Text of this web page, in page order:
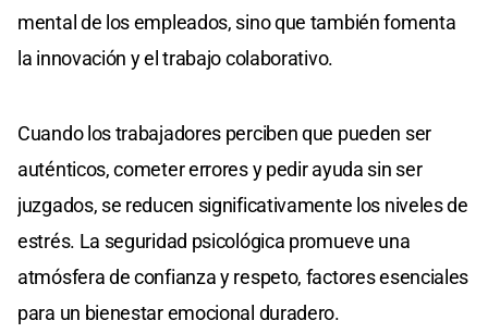
mental de los empleados, sino que también fomenta
la innovación y el trabajo colaborativo.
Cuando los trabajadores perciben que pueden ser
auténticos, cometer errores y pedir ayuda sin ser
juzgados, se reducen significativamente los niveles de
estrés. La seguridad psicológica promueve una
atmósfera de confianza y respeto, factores esenciales
para un bienestar emocional duradero.